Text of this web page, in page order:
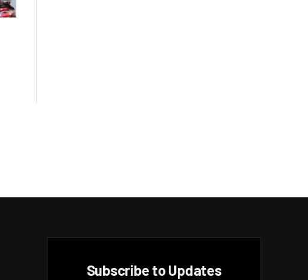
Subscribe to Updates